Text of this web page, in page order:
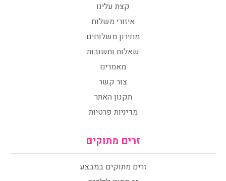
קצת עלינו
איזורי משלוח
מחירון משלוחים
שאלות ותשובות
מאמרים
צור קשר
תקנון האתר
מדיניות פרטיות
זרים מתוקים
זרים מתוקים במבצע